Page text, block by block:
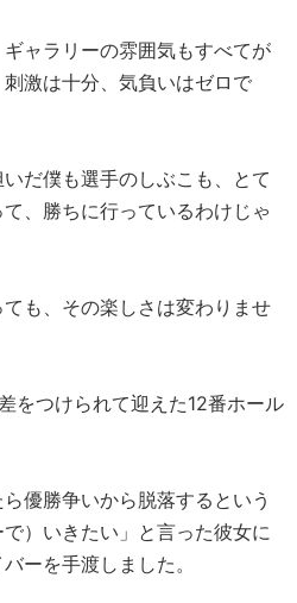
ャラリーの雰囲気もすべてが
激は十分、気負いはゼロで
だ僕も選手のしぶこも、とて
、勝ちに行っているわけじゃ
も、その楽しさは変わりませ
をつけられて迎えた12番ホール
優勝争いから脱落するという
）いきたい」と言った彼女に
ーを手渡しました。